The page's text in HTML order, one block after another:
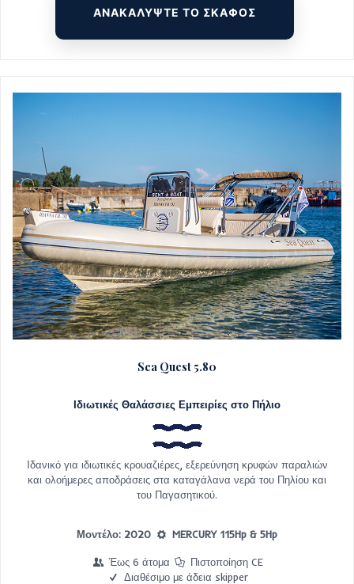
ΑΝΑΚΑΛΥΨΤΕ ΤΟ ΣΚΑΦΟΣ
Sea Quest 5.80
Ιδιωτικές Θαλάσσιες Εμπειρίες στο Πήλιο
Ιδανικό για ιδιωτικές κρουαζιέρες, εξερεύνηση κρυφών παραλιών
και ολοήμερες αποδράσεις στα καταγάλανα νερά του Πηλίου και
του Παγασητικού.
Μοντέλο: 2020 MERCURY 115Hp & 5Hp
Έως 6 άτομα
Πιστοποίηση CE
Διαθέσιμο με άδεια skipper